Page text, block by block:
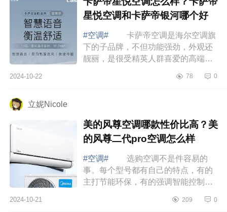
星悦空调和卡萨帝银河哪个好
#空调#
卡萨帝空调是海尔空调旗
下的子品牌，不但功能强劲，外观还
靓丽，是很受精英人群喜爱的高端空
帝星悦空调怎么样？卡萨帝星悦空调
2024-10-22 78 0
立妮Nicole
美的风尊空调哪款性价比高？美
的风尊二代pro空调怎么样
#空调#
选购空调不是件容易的
事。每个型号都有自己的特点，有的
主打节能环保，有的强调智能控制，
我们当然希望能买到既实惠又好用的
2024-10-21 209 0